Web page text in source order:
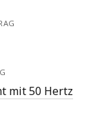
mit 50 Hertz